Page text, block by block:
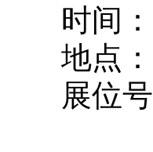
时间
地点
展位